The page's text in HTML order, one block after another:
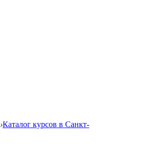
›Каталог курсов в Санкт-